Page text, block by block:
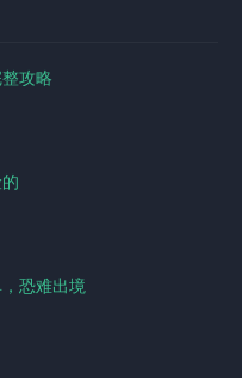
攻略
恐难出境